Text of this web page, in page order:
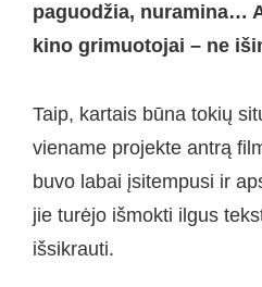
paguodžia, nuramina…
kino grimuotojai – ne
Taip, kartais būna tokių
viename projekte antrą
buvo labai įsitempusi ir
jie turėjo išmokti ilgus
išsikrauti.